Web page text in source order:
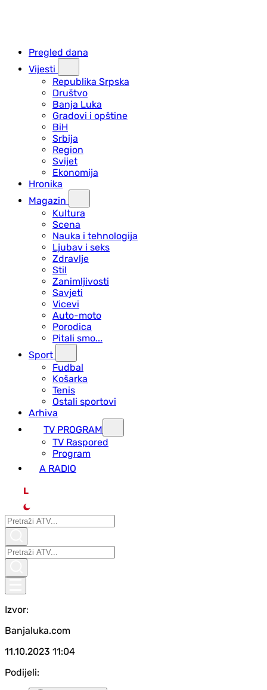
Pregled dana
Vijesti
Republika Srpska
Društvo
Banja Luka
Gradovi i opštine
BiH
Srbija
Region
Svijet
Ekonomija
Hronika
Magazin
Kultura
Scena
Nauka i tehnologija
Ljubav i seks
Zdravlje
Stil
Zanimljivosti
Savjeti
Vicevi
Auto-moto
Porodica
Pitali smo...
Sport
Fudbal
Košarka
Tenis
Ostali sportovi
Arhiva
TV PROGRAM
ТV Raspored
Program
A RADIO
L
Izvor:
Banjaluka.com
11.10.2023 11:04
Podijeli: